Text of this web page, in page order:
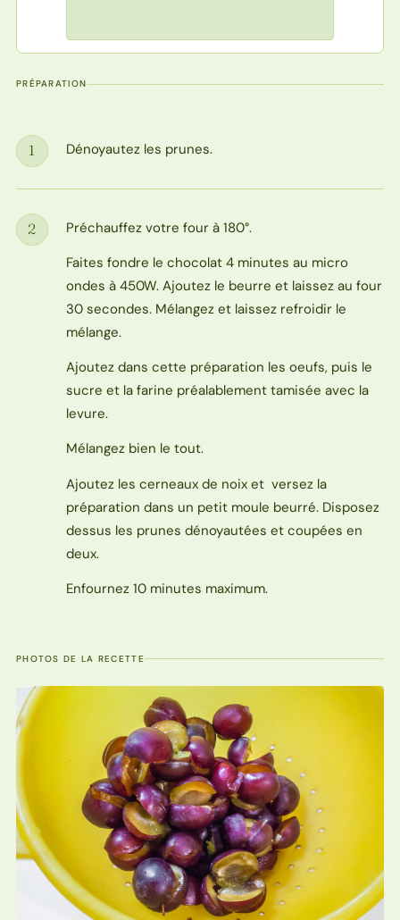
PRÉPARATION
Étape
1 Dénoyautez les prunes.
Étape
2
Préchauffez votre four à 180°.
Faites fondre le chocolat 4 minutes au micro
ondes à 450W. Ajoutez le beurre et laissez au four
30 secondes. Mélangez et laissez refroidir le
mélange.
Ajoutez dans cette préparation les oeufs, puis le
sucre et la farine préalablement tamisée avec la
levure.
Mélangez bien le tout.
Ajoutez les cerneaux de noix et versez la
préparation dans un petit moule beurré. Disposez
dessus les prunes dénoyautées et coupées en
deux.
Enfournez 10 minutes maximum.
PHOTOS DE LA RECETTE